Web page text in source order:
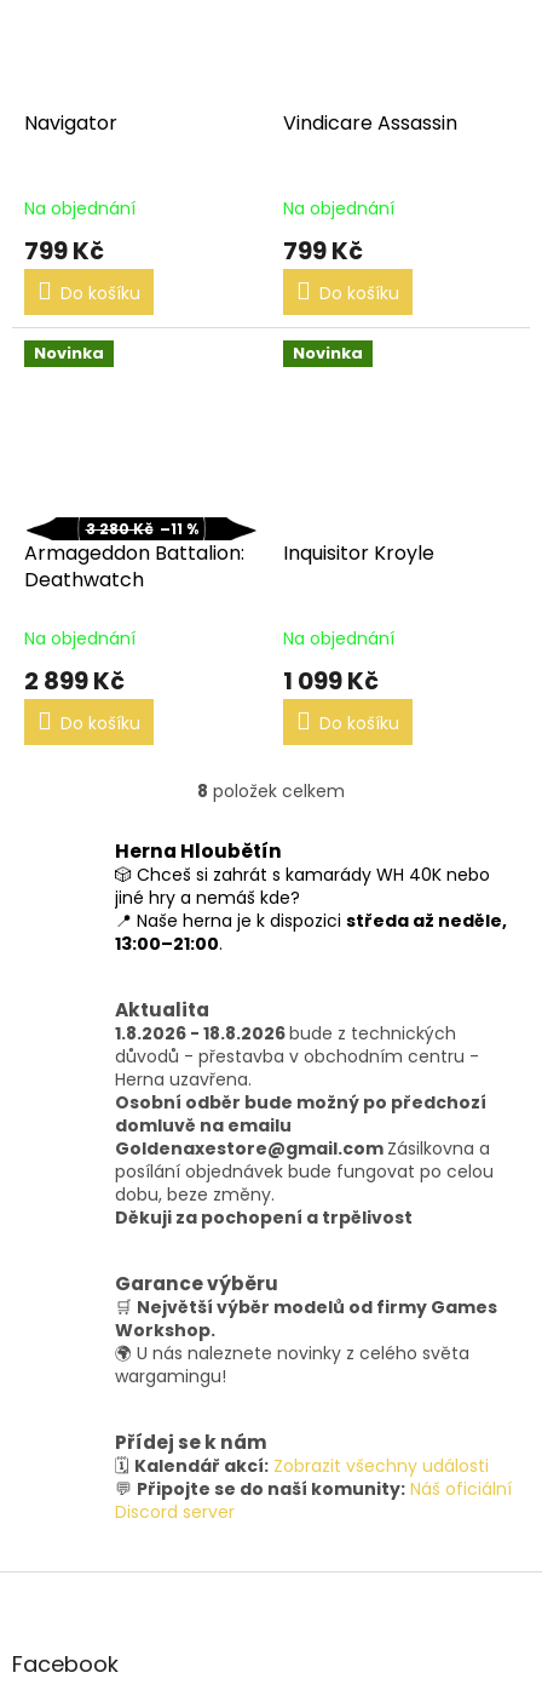
Navigator
Na objednání
799 Kč
Do košíku
Vindicare Assassin
Na objednání
799 Kč
Do košíku
Novinka
3 280 Kč –11 %
Armageddon Battalion:
Deathwatch
Na objednání
2 899 Kč
Do košíku
Novinka
Inquisitor Kroyle
Na objednání
1 099 Kč
Do košíku
O
l
á
d
a
v
k
v
ý
p
i
s
u
8 položek celkem
Herna Hloubětín
🎲 Chceš si zahrát s kamarády WH 40K nebo
jiné hry a nemáš kde?
📍 Naše herna je k dispozici středa až neděle,
13:00–21:00.
Aktualita
1.8.2026 - 18.8.2026bude z technických
důvodů - přestavba v obchodním centru -
Herna uzavřena.
Osobní odběr bude možný po předchozí
domluvě na emailu
Goldenaxestore@gmail.com Zásilkovna a
posílání objednávek bude fungovat po celou
dobu, beze změny.
Děkuji za pochopení a trpělivost
Garance výběru
🛒 Největší výběr modelů od firmy Games
Workshop.
🌍 U nás naleznete novinky z celého světa
wargamingu!
Přídej se k nám
🗓️ Kalendář akcí: Zobrazit všechny události
💬 Připojte se do naší komunity: Náš oficiální
Discord server
Z
aFacebook